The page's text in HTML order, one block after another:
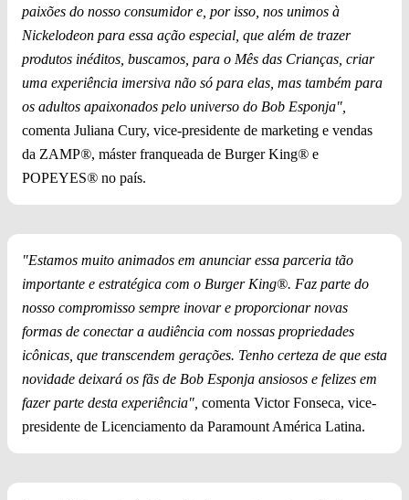
paixões do nosso consumidor e, por isso, nos unimos à
Nickelodeon para essa ação especial, que além de trazer
produtos inéditos, buscamos, para o Mês das Crianças, criar
uma experiência imersiva não só para elas, mas também para
os adultos apaixonados pelo universo do Bob Esponja",
comenta Juliana Cury, vice-presidente de marketing e vendas
da ZAMP®, máster franqueada de Burger King® e
POPEYES® no país.
"Estamos muito animados em anunciar essa parceria tão
importante e estratégica com o Burger King®. Faz parte do
nosso compromisso sempre inovar e proporcionar novas
formas de conectar a audiência com nossas propriedades
icônicas, que transcendem gerações. Tenho certeza de que esta
novidade deixará os fãs de Bob Esponja ansiosos e felizes em
fazer parte desta experiência", comenta Victor Fonseca, vice-
presidente de Licenciamento da Paramount América Latina.